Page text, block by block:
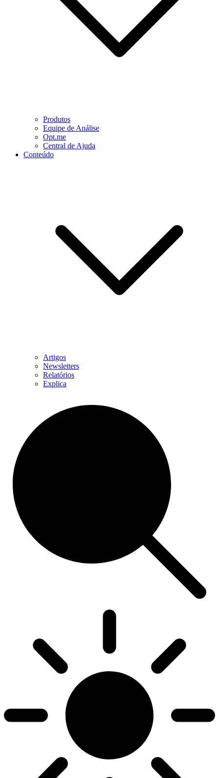
Produtos
Equipe de Análise
Opt.me
Central de Ajuda
Conteúdo
Artigos
Newsletters
Relatórios
Explica